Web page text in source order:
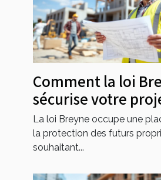
Comment la loi
sécurise votre
construction ?
La loi Breyne occupe une
la protection des futurs
souhaitant...